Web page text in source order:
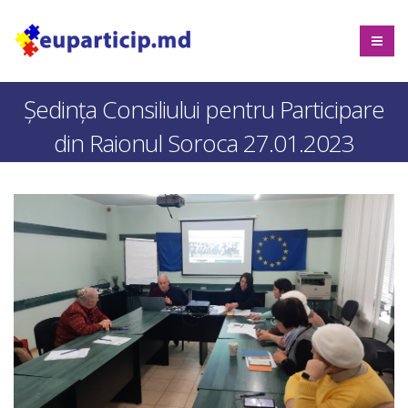
Ședința Consiliului pentru Participare
din Raionul Soroca 27.01.2023